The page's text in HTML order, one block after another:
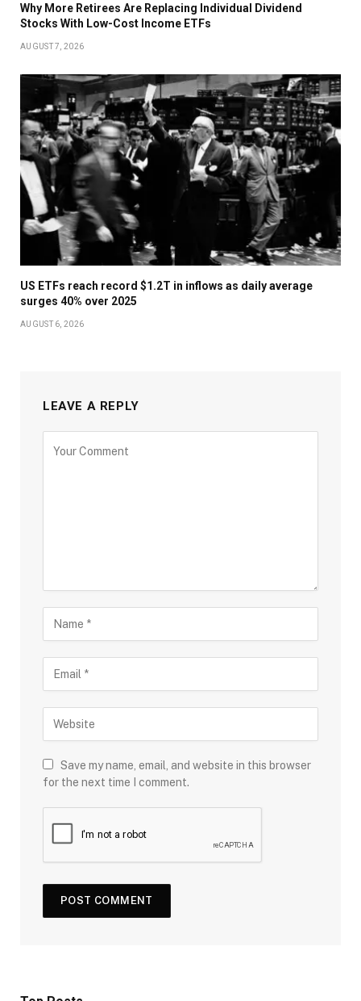
Why More Retirees Are Replacing Individual Dividend
Stocks With Low-Cost Income ETFs
AUGUST 7, 2026
US ETFs reach record $1.2T in inflows as daily average
surges 40% over 2025
AUGUST 6, 2026
LEAVE A REPLY
Save my name, email, and website in this browser
for the next time I comment.